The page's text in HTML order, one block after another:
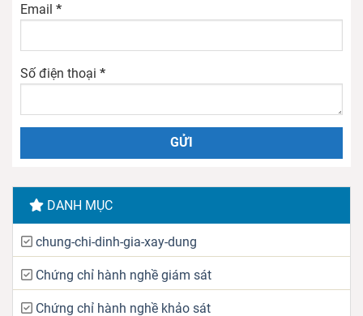
Email *
Số điện thoại *
DANH MỤC
chung-chi-dinh-gia-xay-dung
Chứng chỉ hành nghề giám sát
Chứng chỉ hành nghề khảo sát